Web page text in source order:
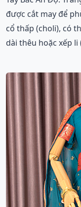
được cắt may để
cổ thấp (choli), có
dài thêu hoặc xếp li